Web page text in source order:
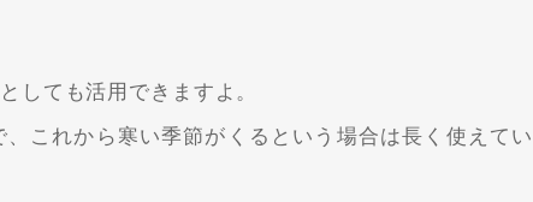
しても活用できますよ。
これから寒い季節がくるという場合は長く使えてい